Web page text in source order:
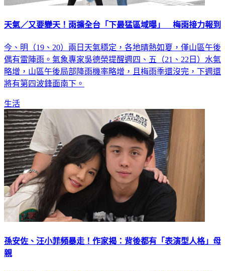
天氣／又要變天！雨擴全台「下最猛區域曝」 梅雨接力報到
今、明（19、20）兩日天氣穩定，各地晴熱如夏，僅山區午後
偶有雷陣雨。氣象專家吳德榮提醒週四、五（21、22日）水氣
略增，山區午後局部降雨機率略增，且梅雨季還沒完，下週還
將有第四波鋒面南下。
生活
孫安佐、汪小菲頻暴走！作家揭：背後都有「表演型人格」母
親